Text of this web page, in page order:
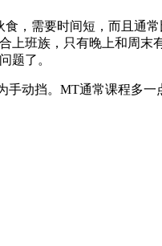
，需要时间短，而且通
上班族，只有晚上和周
题了。
动挡。MT通常课程多一